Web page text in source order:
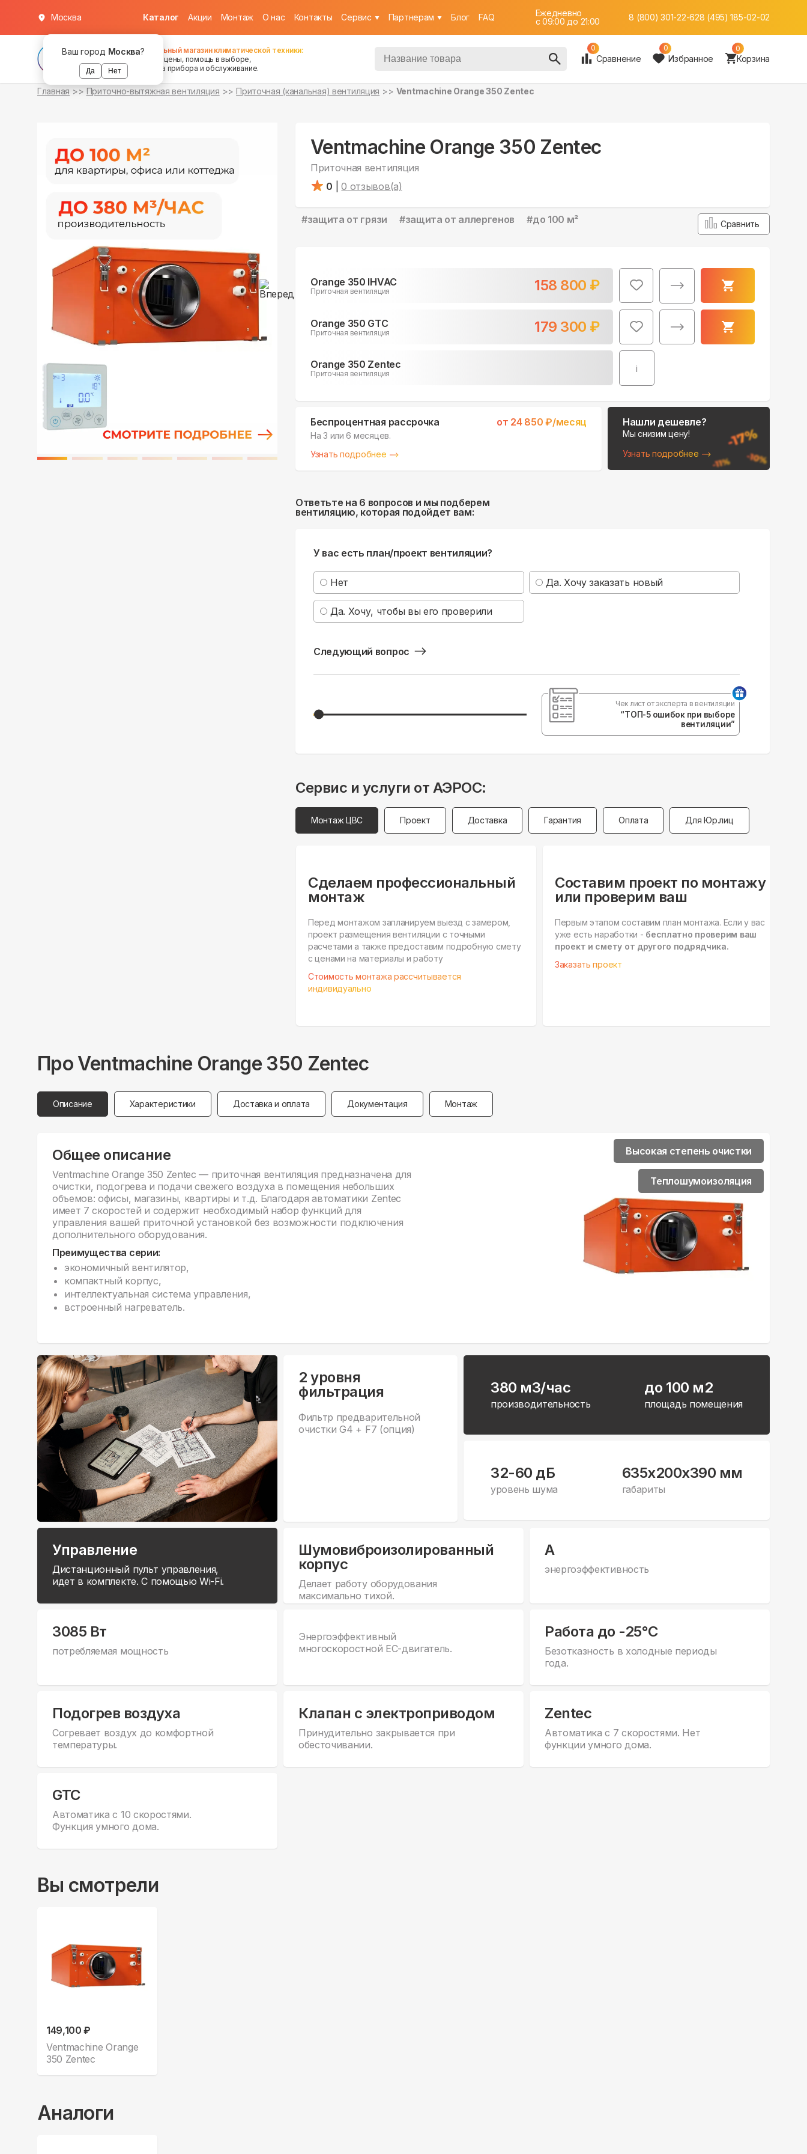
Ваш город Москва?
Да Нет
Москва Каталог Акции Монтаж О нас Контакты Cервис Партнерам Блог FAQ
Ежедневно
c 09:00 до 21:00
8 (800) 301-22-628 (495) 185-02-02
Федеральный магазин климатической техники:
хорошие цены, помощь в выборе,
установка прибора и обслуживание.
0
Сравнение
0
Избранное
0
Корзина
Главная Приточно-вытяжная вентиляция Приточная (канальная) вентиляция Ventmachine Orange 350 Zentec
В WhatsApp
Ventmachine Orange 350 Zentec
Приточная вентиляция
0
0 отзывов(а)
#защита от грязи #защита от аллергенов #до 100 м² Сравнить
Orange 350 IHVAC
Приточная вентиляция 158 800 ₽
в наличии
Orange 350 GTC
Приточная вентиляция 179 300 ₽
в наличии
Orange 350 Zentec
Приточная вентиляция i
в наличии
Беспроцентная рассрочка от 24 850 ₽/месяц
На 3 или 6 месяцев.
Узнать подробнее
Нашли дешевле?
Мы снизим цену!
Узнать подробнее
Ответьте на 6 вопросов и мы подберем
вентиляцию, которая подойдет вам:
У вас есть план/проект вентиляции?
Нет Да. Хочу заказать новый
Да. Хочу, чтобы вы его проверили
Следующий вопрос
Чек лист от эксперта в вентиляции
“ТОП-5 ошибок при выборе
вентиляции”
Сервис и услуги от АЭРОС:
Монтаж ЦВС Проект Доставка Гарантия Оплата Для Юр.лиц
Сделаем профессиональный
монтаж
Перед монтажом запланируем выезд с замером,
проект размещения вентиляции с точными
расчетами а также предоставим подробную смету
с ценами на материалы и работу
Стоимость монтажа рассчитывается
индивидуально
Составим проект по монтажу
или проверим ваш
Первым этапом составим план монтажа. Если у вас
уже есть наработки - бесплатно проверим ваш
проект и смету от другого подрядчика.
Заказать проект
Про Ventmachine Orange 350 Zentec
Описание Характеристики Доставка и оплата Документация Монтаж
Общее описание
Ventmachine Orange 350 Zentec — приточная вентиляция предназначена для
очистки, подогрева и подачи свежего воздуха в помещения небольших
объемов: офисы, магазины, квартиры и т.д. Благодаря автоматики Zentec
имеет 7 скоростей и содержит необходимый набор функций для
управления вашей приточной установкой без возможности подключения
дополнительного оборудования.
Преимущества серии:
экономичный вентилятор,
компактный корпус,
интеллектуальная система управления,
встроенный нагреватель.
Высокая степень очистки
Теплошумоизоляция
2 уровня
фильтрация
Фильтр предварительной
очистки G4 + F7 (опция)
380 м3/час
производительность
до 100 м2
площадь помещения
32-60 дБ
уровень шума
635x200x390 мм
габариты
Управление
Дистанционный пульт управления,
идет в комплекте. С помощью Wi-Fi.
Шумовиброизолированный
корпус
Делает работу оборудования
максимально тихой.
А
энергоэффективность
3085 Вт
потребляемая мощность
Энергоэффективный
многоскоростной EC-двигатель.
Работа до -25°С
Безотказность в холодные периоды
года.
Подогрев воздуха
Согревает воздух до комфортной
температуры.
Клапан с электроприводом
Принудительно закрывается при
обесточивании.
Zentec
Автоматика с 7 скоростями. Нет
функции умного дома.
GTC
Автоматика с 10 скоростями.
Функция умного дома.
Вы смотрели
149,100 ₽
Ventmachine Orange
350 Zentec
Аналоги